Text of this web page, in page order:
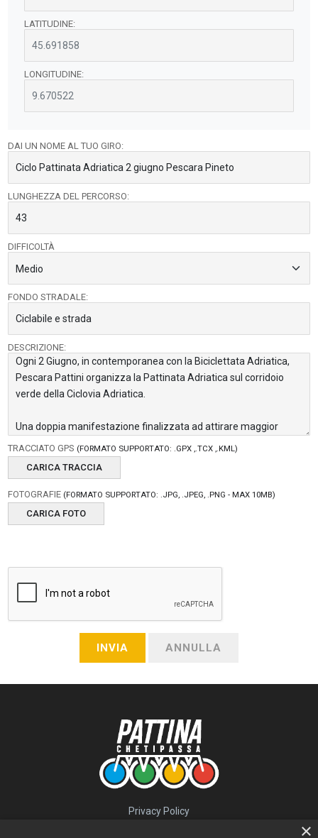
LATITUDINE:
LONGITUDINE:
DAI UN NOME AL TUO GIRO:
LUNGHEZZA DEL PERCORSO:
DIFFICOLTÀ
FONDO STRADALE:
DESCRIZIONE:
TRACCIATO GPS (FORMATO SUPPORTATO: .GPX ,.TCX ,.KML)
CARICA TRACCIA
FOTOGRAFIE (FORMATO SUPPORTATO: .JPG, .JPEG, .PNG - MAX 10MB)
CARICA FOTO
INVIA ANNULLA
Privacy Policy
×